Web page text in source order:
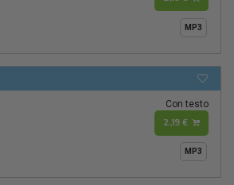
MP3
Con testo
2,19 €
MP3